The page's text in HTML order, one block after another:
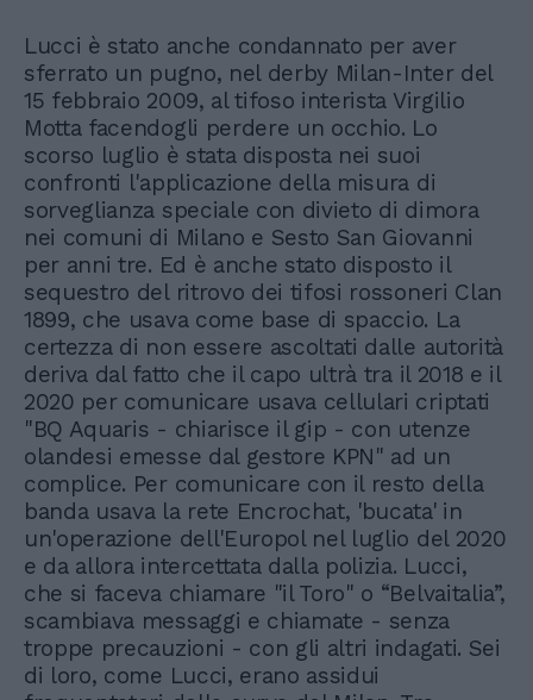
Lucci è stato anche condannato per aver
sferrato un pugno, nel derby Milan-Inter del
15 febbraio 2009, al tifoso interista Virgilio
Motta facendogli perdere un occhio. Lo
scorso luglio è stata disposta nei suoi
confronti l'applicazione della misura di
sorveglianza speciale con divieto di dimora
nei comuni di Milano e Sesto San Giovanni
per anni tre. Ed è anche stato disposto il
sequestro del ritrovo dei tifosi rossoneri Clan
1899, che usava come base di spaccio. La
certezza di non essere ascoltati dalle autorità
deriva dal fatto che il capo ultrà tra il 2018 e il
2020 per comunicare usava cellulari criptati
"BQ Aquaris - chiarisce il gip - con utenze
olandesi emesse dal gestore KPN" ad un
complice. Per comunicare con il resto della
banda usava la rete Encrochat, 'bucata' in
un'operazione dell'Europol nel luglio del 2020
e da allora intercettata dalla polizia. Lucci,
che si faceva chiamare "il Toro" o “Belvaitalia”,
scambiava messaggi e chiamate - senza
troppe precauzioni - con gli altri indagati. Sei
di loro, come Lucci, erano assidui